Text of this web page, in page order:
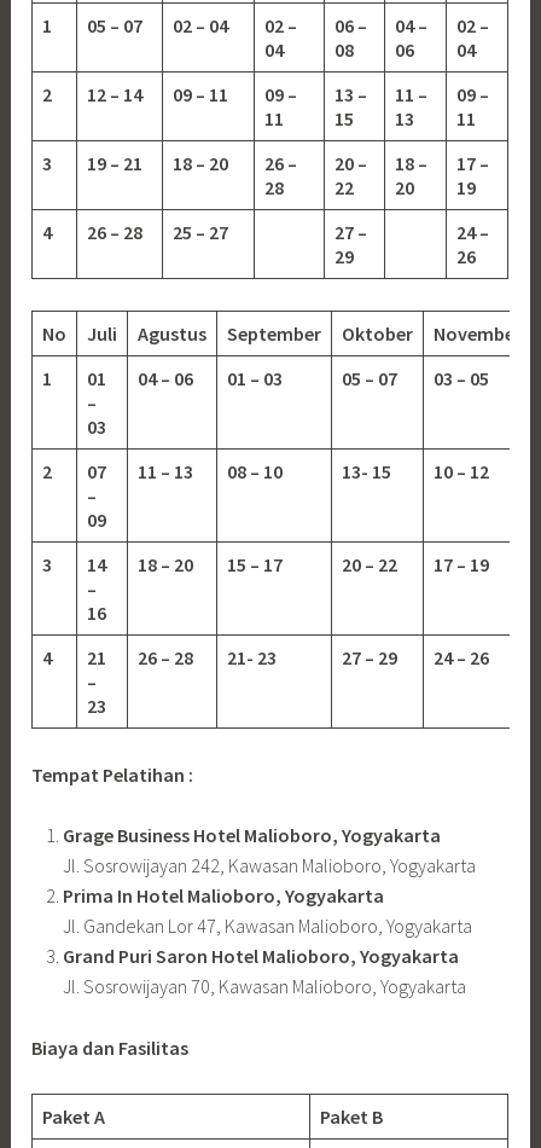
1 05 – 07 02 – 04
02 –
04
06 –
08
04 –
06
02 –
04
2
12 – 14 09 – 11
09 –
11
13 –
15
11 –
13
09 –
11
3
19 – 21 18 – 20
26 –
28
20 –
22
18 –
20
17 –
19
4
26 – 28 25 – 27
27 –
29
24 –
26
No Juli Agustus September Oktober
November
1
01
–
03
04 – 06 01 – 03 05 – 07 03 – 05
2
07
–
09
11 – 13 08 – 10 13- 15 10 – 12
3
14
–
16
18 – 20 15 – 17 20 – 22 17 – 19
4
21
–
23
26 – 28 21- 23 27 – 29 24 – 26
Tempat Pelatihan :
Grage Business Hotel Malioboro, Yogyakarta
Jl. Sosrowijayan 242, Kawasan Malioboro, Yogyakarta
Prima In Hotel Malioboro, Yogyakarta
Jl. Gandekan Lor 47, Kawasan Malioboro, Yogyakarta
Grand Puri Saron Hotel Malioboro, Yogyakarta
Jl. Sosrowijayan 70, Kawasan Malioboro, Yogyakarta
Biaya dan Fasilitas
Paket A
Paket B